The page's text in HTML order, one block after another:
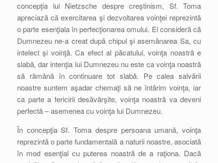
concepţia lui Nietzsche despre creştinism, Sf. Toma
apreciază că exercitarea şi dezvoltarea voinţei reprezintă
o parte esenţiala în perfecţionarea omului. El consideră că
Dumnezeu ne-a creat după chipul şi asemănarea Sa, cu
intelect şi voinţă. Ca efect al păcatului, voinţa noastră e
slabă, dar intenţia lui Dumnezeu nu este ca voinţa noastră
să rămână în continuare tot slabă. Pe calea salvării
noastre suntem aşadar chemaţi să ne întărim voinţa, iar
ca parte a fericirii desăvârşite, voinţa noastră va deveni
perfectă – asemenea cu voinţa lui Dumnezeu.
În concepţia Sf. Toma despre persoana umană, voinţa
reprezintă o parte fundamentală a naturii noastre, asociată
în mod esenţial cu puterea noastră de a raţiona. Dacă